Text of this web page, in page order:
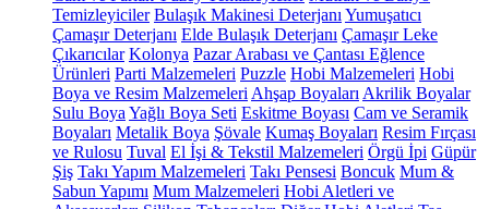
Temizleyiciler Bulaşık Makinesi Deterjanı Yumuşatıcı
Çamaşır Deterjanı Elde Bulaşık Deterjanı Çamaşır Leke
Çıkarıcılar Kolonya Pazar Arabası ve Çantası Eğlence
Ürünleri Parti Malzemeleri Puzzle Hobi Malzemeleri Hobi
Boya ve Resim Malzemeleri Ahşap Boyaları Akrilik Boyalar
Sulu Boya Yağlı Boya Seti Eskitme Boyası Cam ve Seramik
Boyaları Metalik Boya Şövale Kumaş Boyaları Resim Fırçası
ve Rulosu Tuval El İşi & Tekstil Malzemeleri Örgü İpi Güpür
Şiş Takı Yapım Malzemeleri Takı Pensesi Boncuk Mum &
Sabun Yapımı Mum Malzemeleri Hobi Aletleri ve